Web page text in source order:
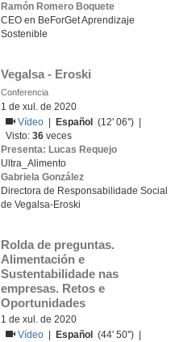
Ramón Romero Boquete
CEO en BeForGet Aprendizaje
Sostenible
Vegalsa - Eroski
Conferencia
1 de xul. de 2020
Vídeo
Español
(12' 06'') |
Visto:36 veces
Presenta: Lucas Requejo
Ultra_Alimento
Gabriela González
Directora de Responsabilidade Social
de Vegalsa-Eroski
Rolda de preguntas.
Alimentación e
Sustentabilidade nas
empresas. Retos e
Oportunidades
1 de xul. de 2020
Vídeo
Español
(44' 50'') |